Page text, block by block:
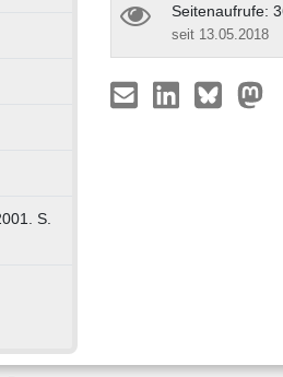
S.
Seitenaufrufe:
seit 13.05.2018